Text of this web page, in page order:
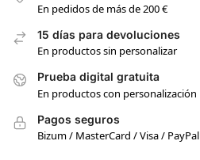
En pedidos de más de 200 €
15 días para devoluciones
En productos sin personalizar
Prueba digital gratuita
En productos con personalización
Pagos seguros
Bizum / MasterCard / Visa / PayPal